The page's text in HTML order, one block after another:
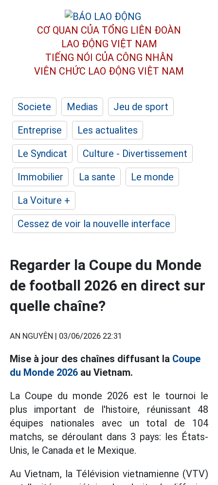
CƠ QUAN CỦA TỔNG LIÊN ĐOÀN
LAO ĐỘNG VIỆT NAM
TIẾNG NÓI CỦA CÔNG NHÂN
VIÊN CHỨC LAO ĐỘNG VIỆT NAM
Societe Medias
Jeu de sport
Entreprise
Les actualites
Le Syndicat
Culture - Divertissement
Immobilier
La sante
Le monde
La Voiture +
Cessez de voir la nouvelle interface
Regarder la Coupe du Monde
de football 2026 en direct sur
quelle chaîne?
AN NGUYÊN | 03/06/2026 22:31
Mise à jour des chaînes diffusant la Coupe
du Monde 2026 au Vietnam.
La Coupe du monde 2026 est le tournoi le
plus important de l'histoire, réunissant 48
équipes nationales avec un total de 104
matchs, se déroulant dans 3 pays: les États-
Unis, le Canada et le Mexique.
Au Vietnam, la Télévision vietnamienne (VTV)